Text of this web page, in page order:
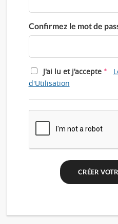
Confirmez le mot de
J'ai lu et j'accepte *
d'Utilisation